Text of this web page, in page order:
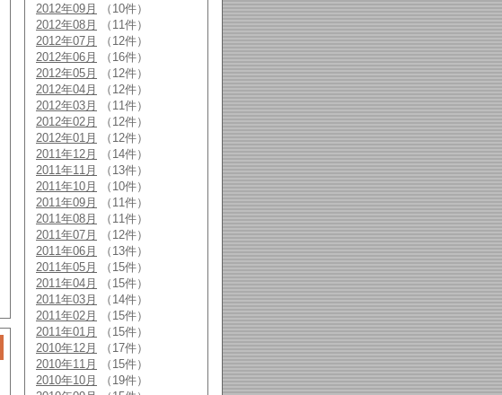
2012年09月
（10件）
2012年08月
（11件）
2012年07月
（12件）
2012年06月
（16件）
2012年05月
（12件）
2012年04月
（12件）
2012年03月
（11件）
2012年02月
（12件）
2012年01月
（12件）
2011年12月
（14件）
2011年11月
（13件）
2011年10月
（10件）
2011年09月
（11件）
2011年08月
（11件）
2011年07月
（12件）
2011年06月
（13件）
2011年05月
（15件）
2011年04月
（15件）
2011年03月
（14件）
2011年02月
（15件）
2011年01月
（15件）
2010年12月
（17件）
2010年11月
（15件）
2010年10月
（19件）